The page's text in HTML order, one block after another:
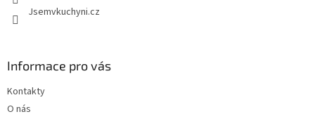
Jsemvkuchyni.cz
Informace pro vás
Kontakty
O nás